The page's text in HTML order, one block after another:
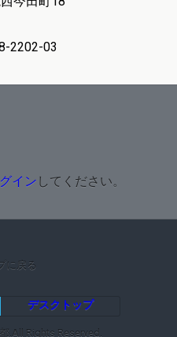
2202-03
イン してください。
に戻る
デスクトップ
.All Rights Reserved.